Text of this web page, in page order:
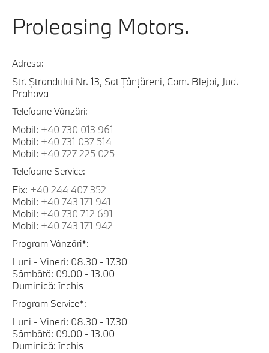
Proleasing Motors.
Adresa:
Str. Ștrandului Nr. 13, Sat Țânțăreni, Com. Blejoi, Jud.
Prahova
Telefoane Vânzări:
Mobil: +40 730 013 961
Mobil: +40 731 037 514
Mobil: +40 727 225 025
Telefoane Service:
Fix: +40 244 407 352
Mobil: +40 743 171 941
Mobil: +40 730 712 691
Mobil: +40 743 171 942
Program Vânzări*:
Luni - Vineri: 08.30 - 17.30
Sâmbătă: 09.00 - 13.00
Duminică: închis
Program Service*:
Luni - Vineri: 08.30 - 17.30
Sâmbătă: 09.00 - 13.00
Duminică: închis